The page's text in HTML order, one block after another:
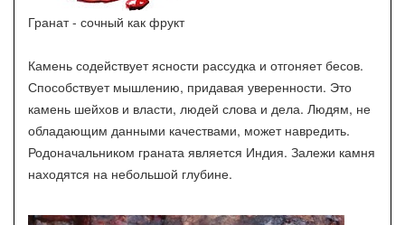
Гранат - сочный как фрукт
Камень содействует ясности рассудка и отгоняет бесов.
Способствует мышлению, придавая уверенности. Это
камень шейхов и власти, людей слова и дела. Людям, не
обладающим данными качествами, может навредить.
Родоначальником граната является Индия. Залежи камня
находятся на небольшой глубине.